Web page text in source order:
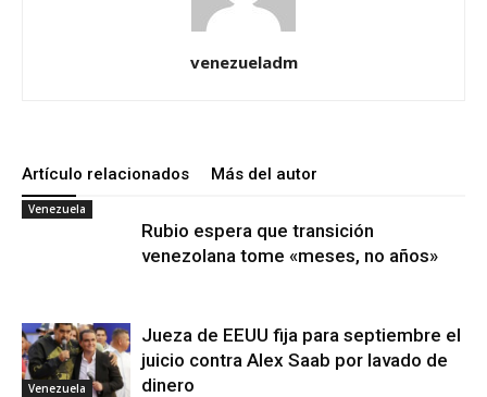
venezueladm
Artículo relacionados Más del autor
Venezuela
Rubio espera que transición
venezolana tome «meses, no años»
Venezuela
Jueza de EEUU fija para septiembre el
juicio contra Alex Saab por lavado de
dinero